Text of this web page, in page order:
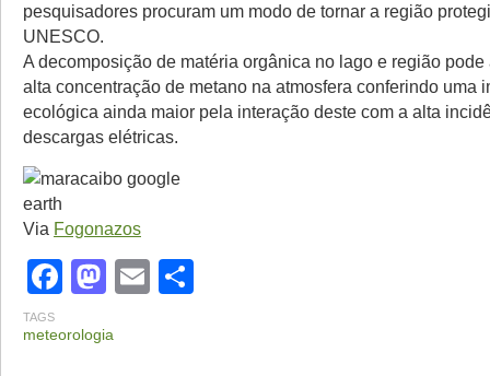
pesquisadores procuram um modo de tornar a região
UNESCO.
A decomposição de matéria orgânica no lago e região
alta concentração de metano na atmosfera conferindo uma
ecológica ainda maior pela interação deste com a alta
descargas elétricas.
Via Fogonazos
Facebook
Mastodon
Email
TAGS
meteorologia